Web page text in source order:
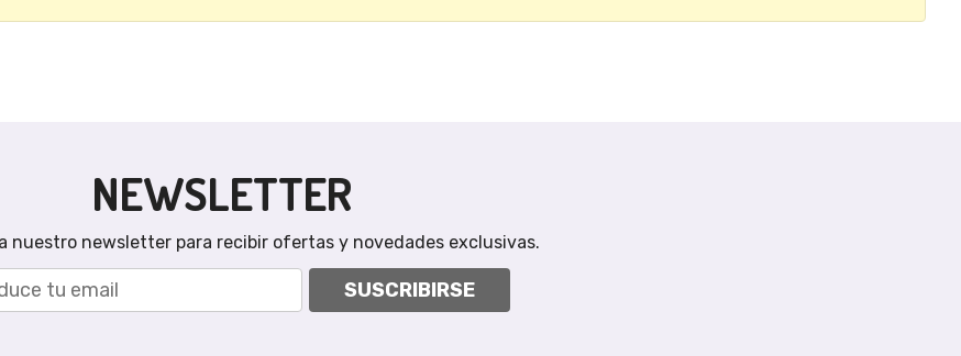
NEWSLETTER
nuestro newsletter para recibir ofertas y novedades exclusivas.
SUSCRIBIRSE